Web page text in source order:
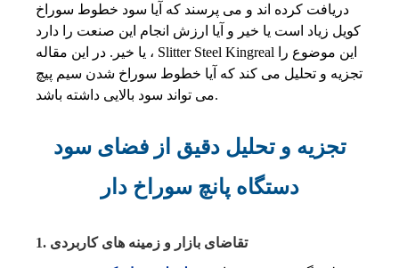
دریافت کرده اند و می پرسند که آیا سود خطوط سوراخ
کویل زیاد است یا خیر و آیا ارزش انجام این صنعت را دارد
یا خیر. در این مقاله ، Slitter Steel Kingreal این موضوع را
تجزیه و تحلیل می کند که آیا خطوط سوراخ شدن سیم پیچ
می تواند سود بالایی داشته باشد.
تجزیه و تحلیل دقیق از فضای سود
دستگاه پانچ سوراخ دار
1. تقاضای بازار و زمینه های کاربردی